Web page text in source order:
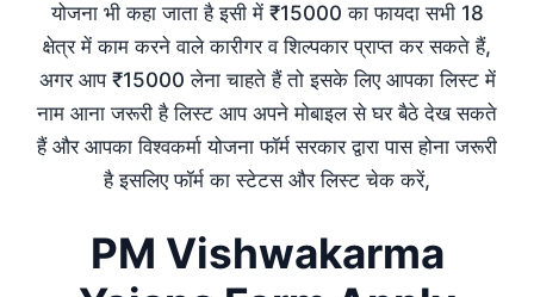
योजना भी कहा जाता है इसी में ₹15000 का फायदा सभी 18
क्षेत्र में काम करने वाले कारीगर व शिल्पकार प्राप्त कर सकते हैं,
अगर आप ₹15000 लेना चाहते हैं तो इसके लिए आपका लिस्ट में
नाम आना जरूरी है लिस्ट आप अपने मोबाइल से घर बैठे देख सकते
हैं और आपका विश्वकर्मा योजना फॉर्म सरकार द्वारा पास होना जरूरी
है इसलिए फॉर्म का स्टेटस और लिस्ट चेक करें,
PM Vishwakarma